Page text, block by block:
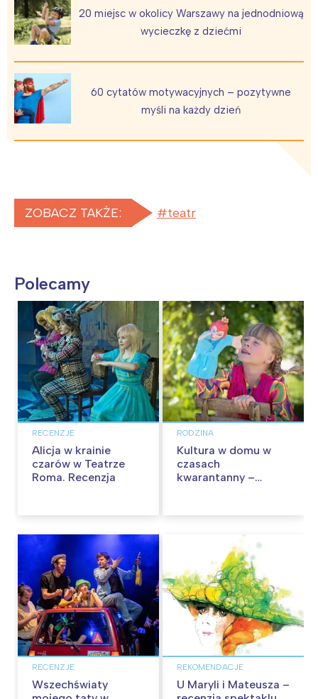
20 miejsc w okolicy Warszawy na jednodniową
wycieczkę z dziećmi
60 cytatów motywacyjnych – pozytywne
myśli na każdy dzień
ZOBACZ TAKŻE: teatr
Polecamy
RECENZJE
Alicja w krainie
czarów w Teatrze
Roma. Recenzja
RODZINA
Kultura w domu w
czasach
kwarantanny –
RECENZJE
Wszechświaty
REKOMENDACJE
U Maryli i Mateusza –